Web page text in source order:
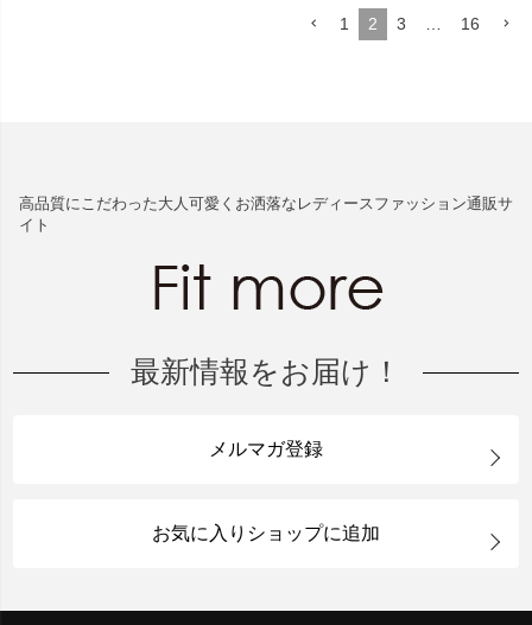
1 2 3 16
高品質にこだわった大人可愛くお洒落なレディースファッション通販サ
イト
最新情報をお届け！
メルマガ登録
お気に入りショップに追加